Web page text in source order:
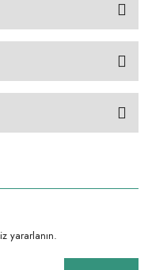
yararlanın.